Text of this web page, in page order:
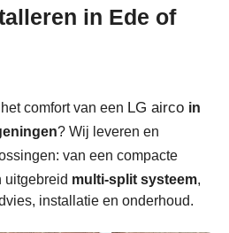
in Ede of
comfort van een LG airco in
? Wij leveren en
van een compacte
uitgebreid multi-split systeem,
installatie en onderhoud.